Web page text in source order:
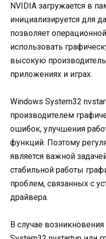
NVIDIA загружается в
инициализируется для
позволяет
использовать
высокую
приложениях и играх.
Windows System32
производителем
ошибок, улучшения
функций. Поэтому
является важной
стабильной работы
проблем, связанных с
драйвера.
В случае